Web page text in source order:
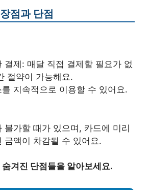
점과 단점
결제: 매달 직접 결제할 필요가 없
절약이 가능해요.
를 지속적으로 이용할 수 있어요.
불가할 때가 있으며, 카드에 미리
금액이 차감될 수 있어요.
겨진 단점들을 알아보세요.